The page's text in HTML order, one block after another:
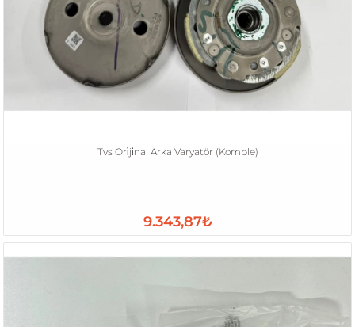
Tvs Ori̇ji̇nal Arka Varyatör (Komple)
9.343,87₺